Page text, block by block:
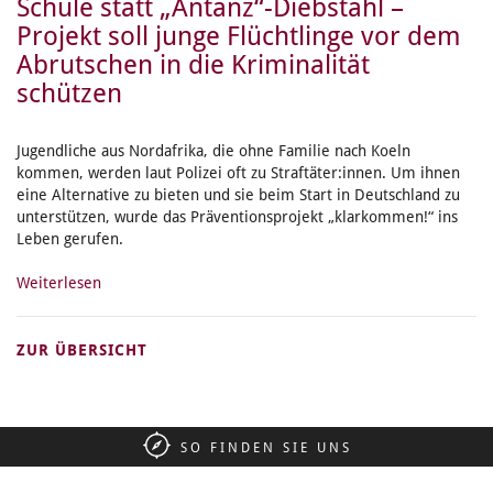
Projekt soll junge Flüchtlinge vor dem
Abrutschen in die Kriminalität
schützen
Jugendliche aus Nordafrika, die ohne Familie nach Koeln
kommen, werden laut Polizei oft zu Straftäter:innen. Um ihnen
eine Alternative zu bieten und sie beim Start in Deutschland zu
unterstützen, wurde das Präventionsprojekt „klarkommen!“ ins
Leben gerufen.
Weiterlesen
ZUR ÜBERSICHT
SO FINDEN SIE UNS